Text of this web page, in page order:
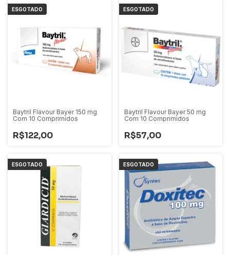
ESGOTADO
Baytril Flavour Bayer 150 mg
Com 10 Comprimidos
R$122,00
ESGOTADO
Baytril Flavour Bayer 50 mg
Com 10 Comprimidos
R$57,00
ESGOTADO ESGOTADO